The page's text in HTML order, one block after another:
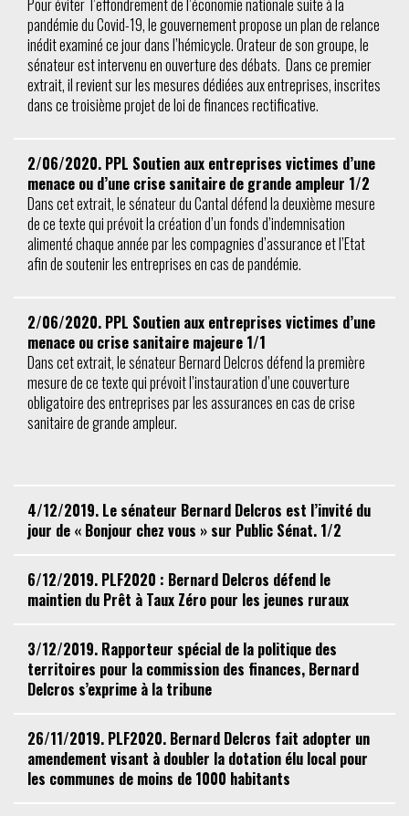
Pour éviter l’effondrement de l’économie nationale suite à la
pandémie du Covid-19, le gouvernement propose un plan de relance
inédit examiné ce jour dans l’hémicycle. Orateur de son groupe, le
sénateur est intervenu en ouverture des débats. Dans ce premier
extrait, il revient sur les mesures dédiées aux entreprises, inscrites
dans ce troisième projet de loi de finances rectificative.
2/06/2020. PPL Soutien aux entreprises victimes d’une
menace ou d’une crise sanitaire de grande ampleur 1/2
Dans cet extrait, le sénateur du Cantal défend la deuxième mesure
de ce texte qui prévoit la création d’un fonds d’indemnisation
alimenté chaque année par les compagnies d’assurance et l’Etat
afin de soutenir les entreprises en cas de pandémie.
2/06/2020. PPL Soutien aux entreprises victimes d’une
menace ou crise sanitaire majeure 1/1
Dans cet extrait, le sénateur Bernard Delcros défend la première
mesure de ce texte qui prévoit l’instauration d’une couverture
obligatoire des entreprises par les assurances en cas de crise
sanitaire de grande ampleur.
4/12/2019. Le sénateur Bernard Delcros est l’invité du
jour de « Bonjour chez vous » sur Public Sénat. 1/2
6/12/2019. PLF2020 : Bernard Delcros défend le
maintien du Prêt à Taux Zéro pour les jeunes ruraux
3/12/2019. Rapporteur spécial de la politique des
territoires pour la commission des finances, Bernard
Delcros s’exprime à la tribune
26/11/2019. PLF2020. Bernard Delcros fait adopter un
amendement visant à doubler la dotation élu local pour
les communes de moins de 1000 habitants